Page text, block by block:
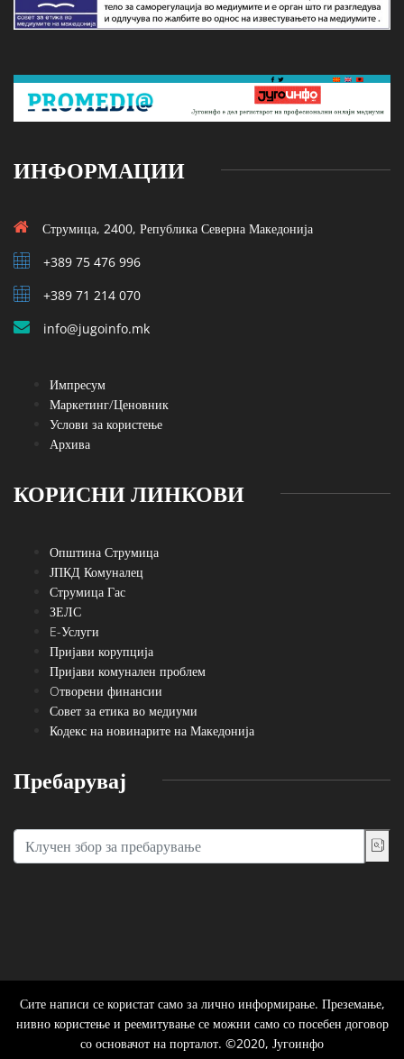
ИНФОРМАЦИИ
Струмица, 2400, Република Северна Македонија
+389 75 476 996
+389 71 214 070
info@jugoinfo.mk
Импресум
Маркетинг/Ценовник
Услови за користење
Архива
КОРИСНИ ЛИНКОВИ
Општина Струмица
ЈПКД Комуналец
Струмица Гас
ЗЕЛС
E-Услуги
Пријави корупција
Пријави комунален проблем
Oтворени финансии
Совет за етика во медиуми
Кодекс на новинарите на Македонија
Пребарувај
Сите написи се користат само за лично информирање. Преземање,
нивно користење и реемитување се можни само со посебен договор
со основачот на порталот. ©2020, Југоинфо